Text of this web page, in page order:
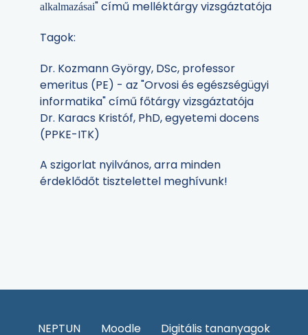
alkalmazásai"című melléktárgy vizsgáztatója
Tagok:
Dr. Kozmann György, DSc, professor
emeritus (PE) - az "Orvosi és egészségügyi
informatika" című főtárgy vizsgáztatója
Dr. Karacs Kristóf, PhD, egyetemi docens
(PPKE-ITK)
A szigorlat nyilvános, arra minden
érdeklődőt tisztelettel meghívunk!
NEPTUN Moodle Digitális tananyagok